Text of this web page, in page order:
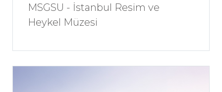
MSGSU - İstanbul Resim ve
Heykel Müzesi